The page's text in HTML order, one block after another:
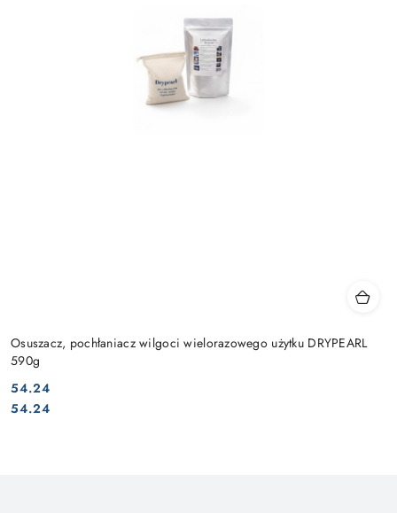
Osuszacz, pochłaniacz wilgoci wielorazowego użytku DRYPEARL
590g
Cena:
54.24
Cena:
54.24